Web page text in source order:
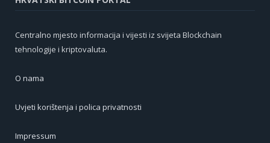
Centralno mjesto informacija i vijesti iz svijeta Blockchain
tehnologije i kriptovaluta.
O nama
Uvjeti korištenja i polica privatnosti
Impressum